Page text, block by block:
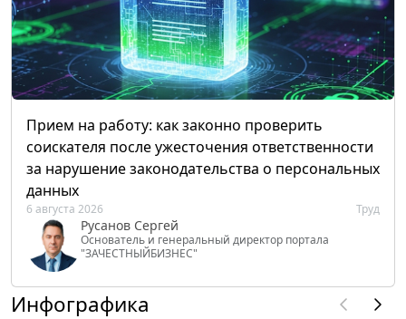
Прием на работу: как законно проверить
соискателя после ужесточения ответственности
за нарушение законодательства о персональных
данных
6 августа 2026 Труд
Русанов Сергей
Основатель и генеральный директор портала
"ЗАЧЕСТНЫЙБИЗНЕС"
Инфографика